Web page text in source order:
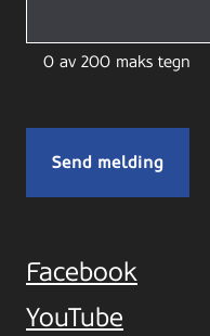
0 av 200 maks tegn
Facebook
YouTube